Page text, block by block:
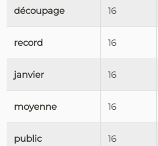
découpage 16
record 16
janvier 16
moyenne 16
public 16